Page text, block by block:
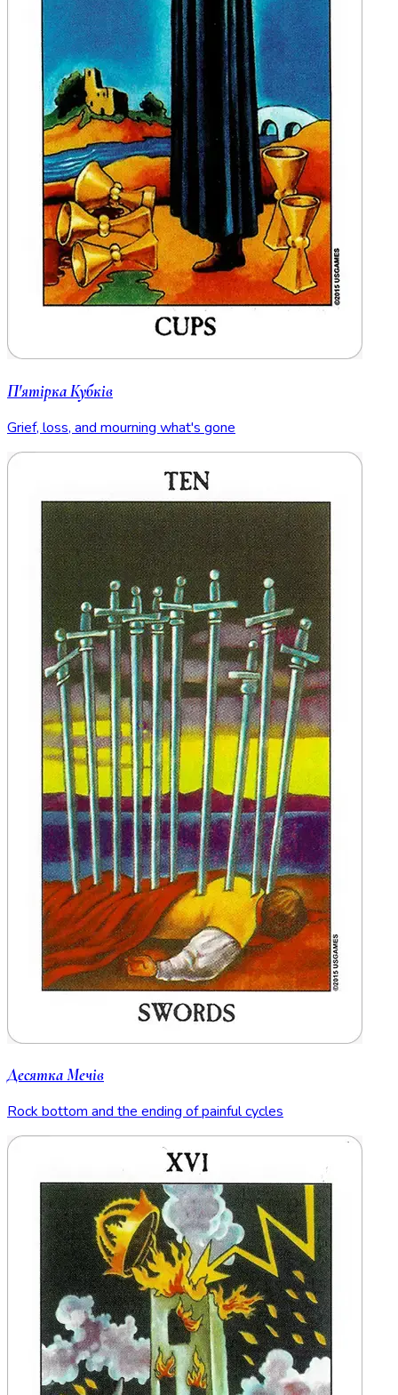
П'ятірка Кубків
Grief, loss, and mourning what's gone
Десятка Мечів
Rock bottom and the ending of painful cycles